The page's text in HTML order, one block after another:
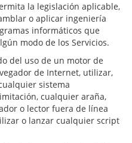
la legislación aplicable,
o aplicar ingeniería
informáticos que
modo de los Servicios.
del uso de un motor de
de Internet, utilizar,
sistema
cualquier araña,
o lector fuera de línea
o lanzar cualquier script